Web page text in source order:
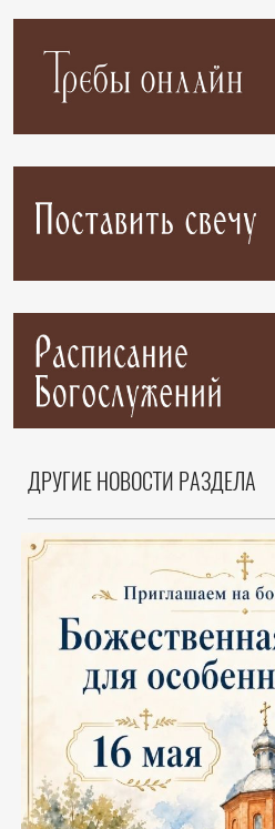
ДРУГИЕ НОВОСТИ РАЗДЕЛА